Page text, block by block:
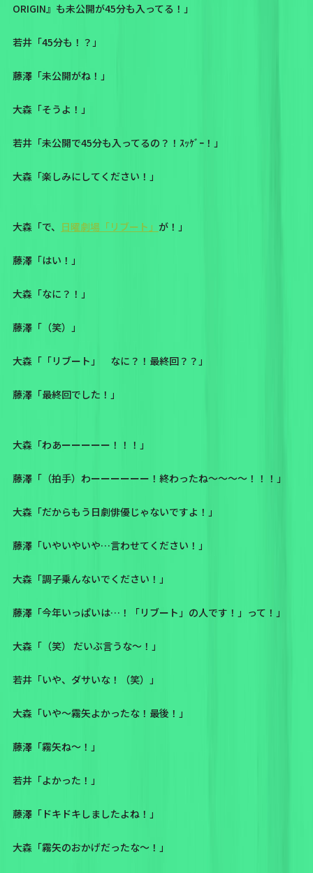
ORIGIN』も未公開が45分も入ってる！」
若井「45分も！？」
藤澤「未公開がね！」
大森「そうよ！」
若井「未公開で45分も入ってるの？！ｽｯｹﾞｰ！」
大森「楽しみにしてください！」
大森「で、 日曜劇場「リブート」 が！」
藤澤「はい！」
大森「なに？！」
藤澤「（笑）」
大森「「リブート」 なに？！最終回？？」
藤澤「最終回でした！」
大森「わあーーーーー！！！」
藤澤「（拍手）わーーーーーー！終わったね〜〜〜〜！！！」
大森「だからもう日劇俳優じゃないですよ！」
藤澤「いやいやいや…言わせてください！」
大森「調子乗んないでください！」
藤澤「今年いっぱいは…！「リブート」の人です！」って！」
大森「（笑） だいぶ言うな〜！」
若井「いや、ダサいな！（笑）」
大森「いや〜霧矢よかったな！最後！」
藤澤「霧矢ね〜！」
若井「よかった！」
藤澤「ドキドキしましたよね！」
大森「霧矢のおかげだったな〜！」